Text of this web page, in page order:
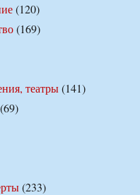
(120)
(169)
театры(141)
(69)
(233)